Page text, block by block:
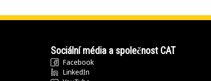
Sociální média a společnost CAT
Facebook
LinkedIn